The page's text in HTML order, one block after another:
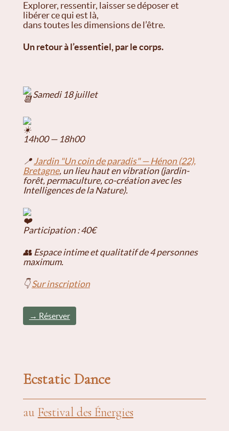
Explorer, ressentir, laisser se déposer et
libérer ce qui est là,
dans toutes les dimensions de l’être.
Un retour à l’essentiel, par le corps.
Samedi 18 juillet
14h00 — 18h00
📍Jardin "Un coin de paradis" — Hénon (22),
Bretagne, un lieu haut en vibration (jardin-
forêt, permaculture, co-création avec les
Intelligences de la Nature).
Participation : 40€
👥 Espace intime et qualitatif de 4 personnes
maximum.
👇Sur inscription
→ Réserver
Ecstatic Dance
au Festival des Énergies